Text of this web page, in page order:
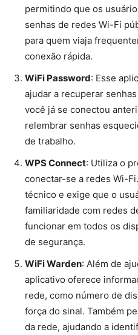
permitindo que os
senhas de redes Wi-Fi
para quem viaja
conexão rápida.
WiFi Password: Esse
ajudar a recuperar
você já se conectou
relembrar senhas
de trabalho.
WPS Connect: Utiliza o
conectar-se a redes Wi-
técnico e exige que o
familiaridade com redes
funcionar em todos os
de segurança.
WiFi Warden: Além de
aplicativo oferece
rede, como número de
força do sinal. Também
da rede, ajudando a